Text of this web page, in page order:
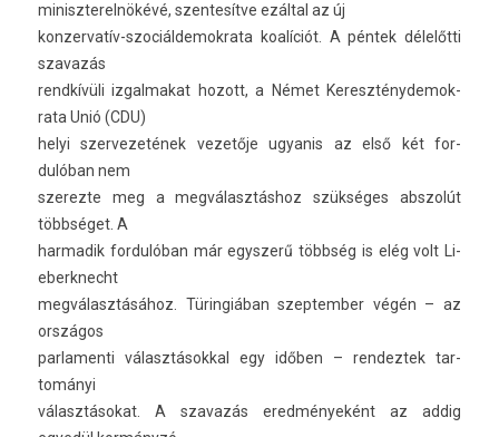
miniszterel­nökévé, szen­tesít­ve ezáltal az új
konzervatív-szociáldemokrata koalíciót. A péntek délelőtti
szavazás
rendkívüli iz­galmakat hozott, a Német Kereszténydemok­
rata Unió (CDU)
helyi szer­vezetének vezetője ugyanis az első két for­
dulóban nem
szerez­te meg a megválasztáshoz szükséges ab­szolút
többséget. A
har­madik for­dulóban már egysz­erű többség is elég volt Li­
eberknecht
megválasztásához. Türingiában szep­temb­er végén – az
országos
par­lamen­ti választásokk­al egy időben – re­ndez­tek tar­
tományi
választásokat. A szavazás eredményeként az addig